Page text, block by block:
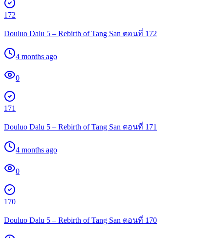
172
Douluo Dalu 5 – Rebirth of Tang San ตอนที่ 172
4 months ago
0
171
Douluo Dalu 5 – Rebirth of Tang San ตอนที่ 171
4 months ago
0
170
Douluo Dalu 5 – Rebirth of Tang San ตอนที่ 170